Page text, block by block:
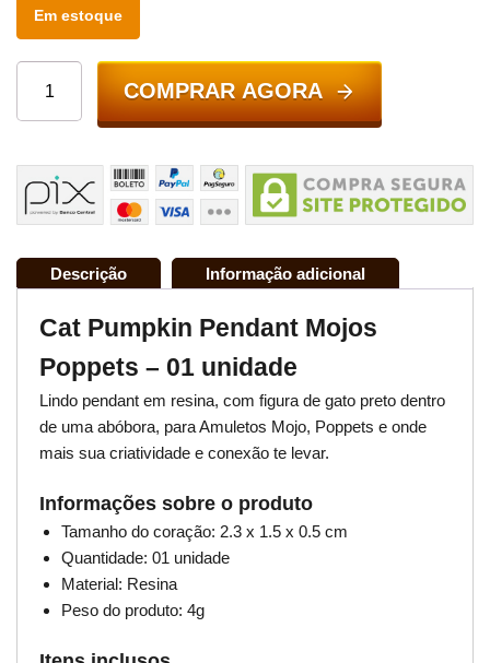
Em estoque
COMPRAR AGORA
Descrição Informação adicional
Cat Pumpkin Pendant Mojos
Poppets – 01 unidade
Lindo pendant em resina, com figura de gato preto dentro
de uma abóbora, para Amuletos Mojo, Poppets e onde
mais sua criatividade e conexão te levar.
Informações sobre o produto
Tamanho do coração: 2.3 x 1.5 x 0.5 cm
Quantidade: 01 unidade
Material: Resina
Peso do produto: 4g